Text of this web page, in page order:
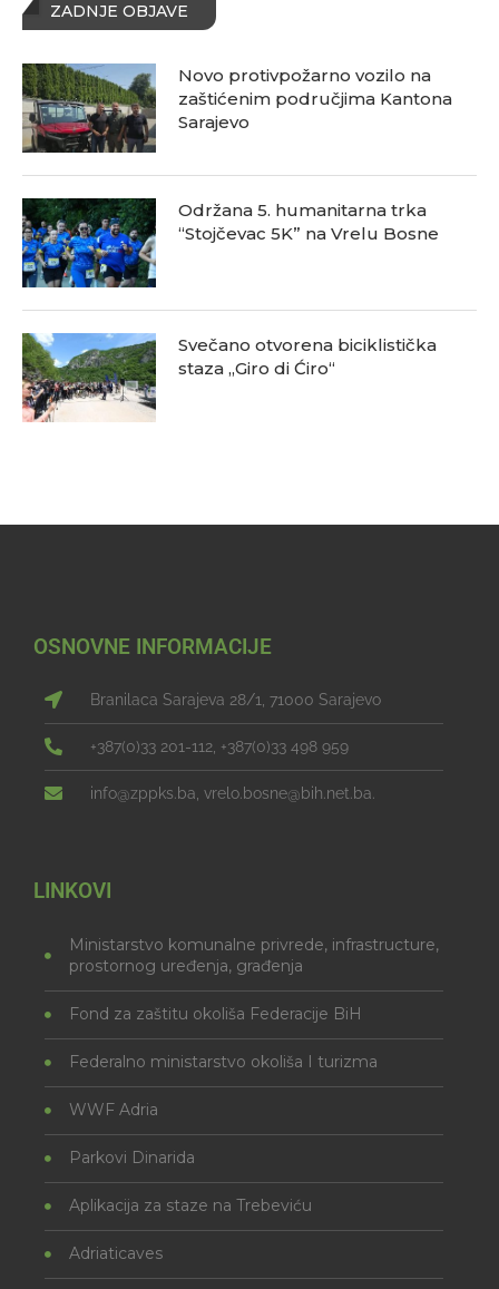
ZADNJE OBJAVE
Novo protivpožarno vozilo na
zaštićenim područjima Kantona
Sarajevo
Održana 5. humanitarna trka
“Stojčevac 5K” na Vrelu Bosne
Svečano otvorena biciklistička
staza „Giro di Ćiro“
OSNOVNE INFORMACIJE
Branilaca Sarajeva 28/1, 71000 Sarajevo
+387(0)33 201-112, +387(0)33 498 959
info@zppks.ba, vrelo.bosne@bih.net.ba.
LINKOVI
Ministarstvo komunalne privrede, infrastructure,
prostornog uređenja, građenja
Fond za zaštitu okoliša Federacije BiH
Federalno ministarstvo okoliša I turizma
WWF Adria
Parkovi Dinarida
Aplikacija za staze na Trebeviću
Adriaticaves